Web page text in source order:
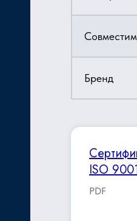
Совместим
Бренд
ISO
PDF